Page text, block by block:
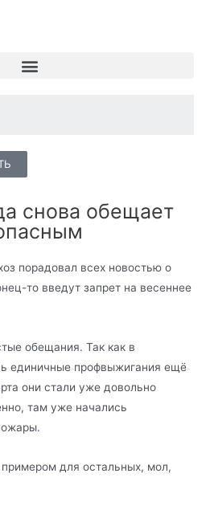
снова обещает
порадовал всех новостью о
то введут запрет на весеннее
обещания. Так как в
единичные профвыжигания ещё
они стали уже довольно
там уже начались
примером для остальных, мол,